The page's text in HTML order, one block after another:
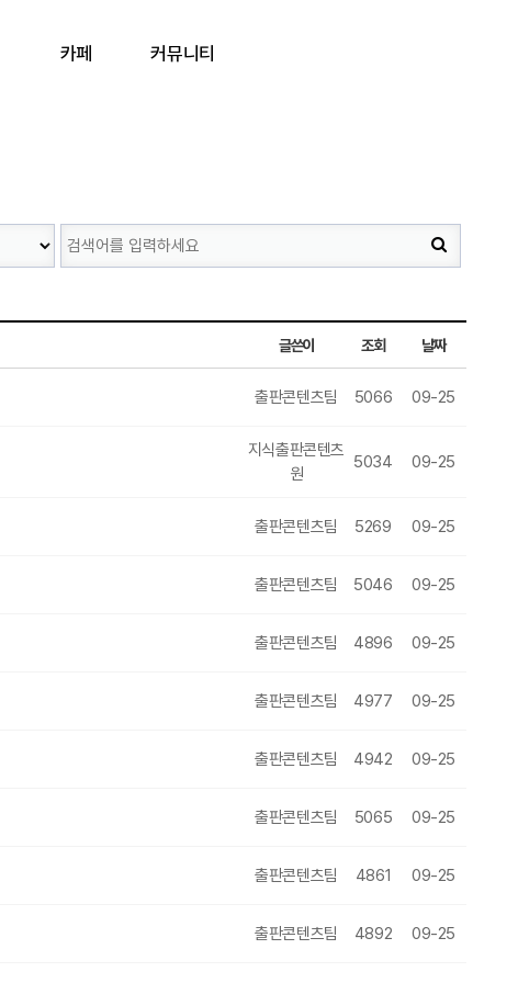
카페 커뮤니티
글쓴이 조회 날짜
출판콘텐츠팀 5066 09-25
지식출판콘텐츠
원
5034 09-25
출판콘텐츠팀 5269 09-25
출판콘텐츠팀 5046 09-25
출판콘텐츠팀 4896 09-25
출판콘텐츠팀 4977 09-25
출판콘텐츠팀 4942 09-25
출판콘텐츠팀 5065 09-25
출판콘텐츠팀 4861 09-25
출판콘텐츠팀 4892 09-25